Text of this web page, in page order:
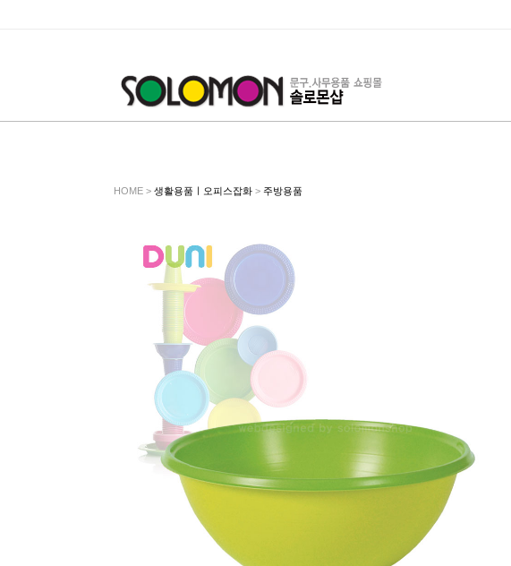
HOME > 생활용품ㅣ오피스잡화 > 주방용품